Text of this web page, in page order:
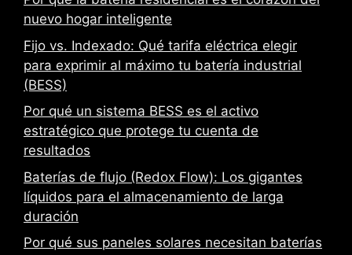
nuevo hogar inteligente
Fijo vs. Indexado: Qué tarifa eléctrica elegir
para exprimir al máximo tu batería industrial
(BESS)
Por qué un sistema BESS es el activo
estratégico que protege tu cuenta de
resultados
Baterías de flujo (Redox Flow): Los gigantes
líquidos para el almacenamiento de larga
duración
Por qué sus paneles solares necesitan baterías